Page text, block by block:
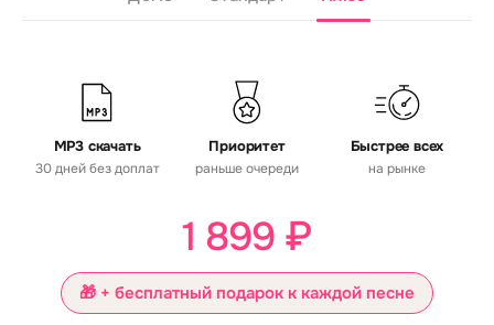
MP3 скачать
30 дней без доплат
Приоритет
раньше очереди
Быстрее всех
на рынке
1 899 ₽
🎁 + бесплатный подарок к каждой песне